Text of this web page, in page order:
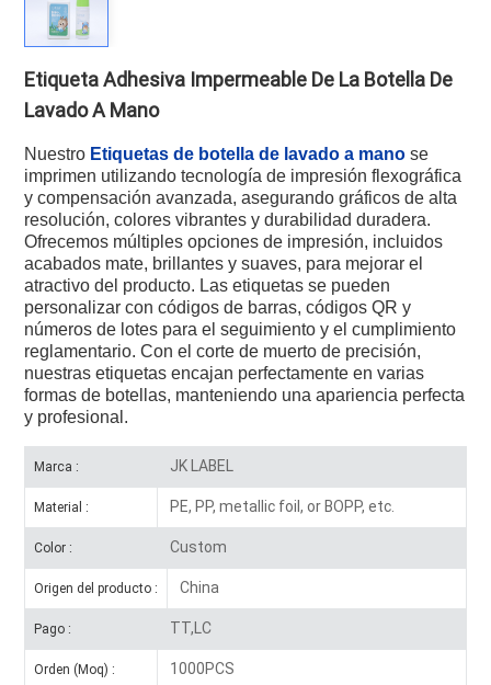
Etiqueta Adhesiva Impermeable De La Botella De
Lavado A Mano
Nuestro Etiquetas de botella de lavado a mano se
imprimen utilizando tecnología de impresión flexográfica
y compensación avanzada, asegurando gráficos de alta
resolución, colores vibrantes y durabilidad duradera.
Ofrecemos múltiples opciones de impresión, incluidos
acabados mate, brillantes y suaves, para mejorar el
atractivo del producto. Las etiquetas se pueden
personalizar con códigos de barras, códigos QR y
números de lotes para el seguimiento y el cumplimiento
reglamentario. Con el corte de muerto de precisión,
nuestras etiquetas encajan perfectamente en varias
formas de botellas, manteniendo una apariencia perfecta
y profesional.
Marca : JK LABEL
Material : PE, PP, metallic foil, or BOPP, etc.
Color : Custom
Origen del producto : China
Pago : TT,LC
Orden (Moq) : 1000PCS